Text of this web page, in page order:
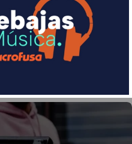
en 18 meses por una
con Sequra